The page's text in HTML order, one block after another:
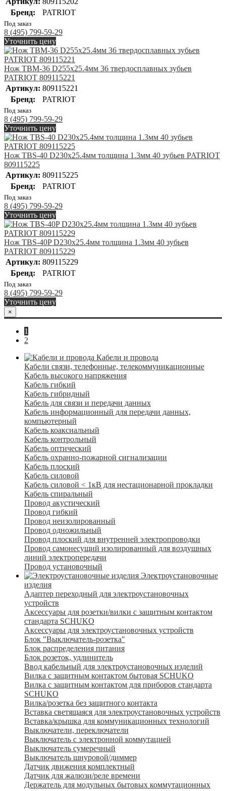
Бренд:
PATRIOT
Под заказ
8 (495) 799-59-29
Уточнить цену
Нож TBM-36 D255х25.4мм 36 твердосплавных зубьев
PATRIOT 809115221
Артикул: 809115221
Бренд:
PATRIOT
Под заказ
8 (495) 799-59-29
Уточнить цену
Нож TBS-40 D230х25.4мм толщина 1.3мм 40 зубьев PATRIOT
809115225
Артикул: 809115225
Бренд:
PATRIOT
Под заказ
8 (495) 799-59-29
Уточнить цену
Нож TBS-40P D230х25.4мм толщина 1.3мм 40 зубьев
PATRIOT 809115229
Артикул: 809115229
Бренд:
PATRIOT
Под заказ
8 (495) 799-59-29
Уточнить цену
×
1
2
Кабели и провода
Кабели связи, телефонные, телекоммуникационные
Кабель высокого напряжения
Кабель гибкий
Кабель гибридный
Кабель для связи и передачи данных
Кабель информационный для передачи данных,
компьютерный
Кабель коаксиальный
Кабель контрольный
Кабель оптический
Кабель охранно-пожарной сигнализации
Кабель плоский
Кабель силовой
Кабель силовой < 1кВ для нестационарной прокладки
Кабель спиральный
Провод акустический
Провод гибкий
Провод неизолированный
Провод одножильный
Провод плоский для внутренней электропроводки
Провод самонесущий изолированный для воздушных
линий электропередачи
Провод установочный
Электроустановочные
изделия
Адаптер переходный для электроустановочных
устройств
Аксессуары для розетки/вилки с защитным контактом
стандарта SCHUKO
Аксессуары для электроустановочных устройств
Блок "Выключатель-розетка"
Блок распределения питания
Блок розеток, удлинитель
Ввод кабельный для электроустановочных изделий
Вилка с защитным контактом бытовая SCHUKO
Вилка с защитным контактом для приборов стандарта
SCHUKO
Вилка/розетка без защитного контакта
Вставка светящаяся для электроустановочных устройств
Вставка/крышка для коммуникационных технологий
Выключатели, переключатели
Выключатель с электронной коммутацией
Выключатель сумеречный
Выключатель шнуровой/диммер
Датчик движения комплектный
Датчик для жалюзи/реле времени
Держатель для модульных бытовых коммутационных